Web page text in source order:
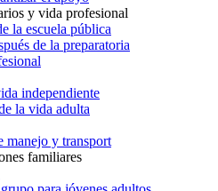
y vida profesional
la escuela pública
de la preparatoria
independiente
la vida adulta
manejo y transport
familiares